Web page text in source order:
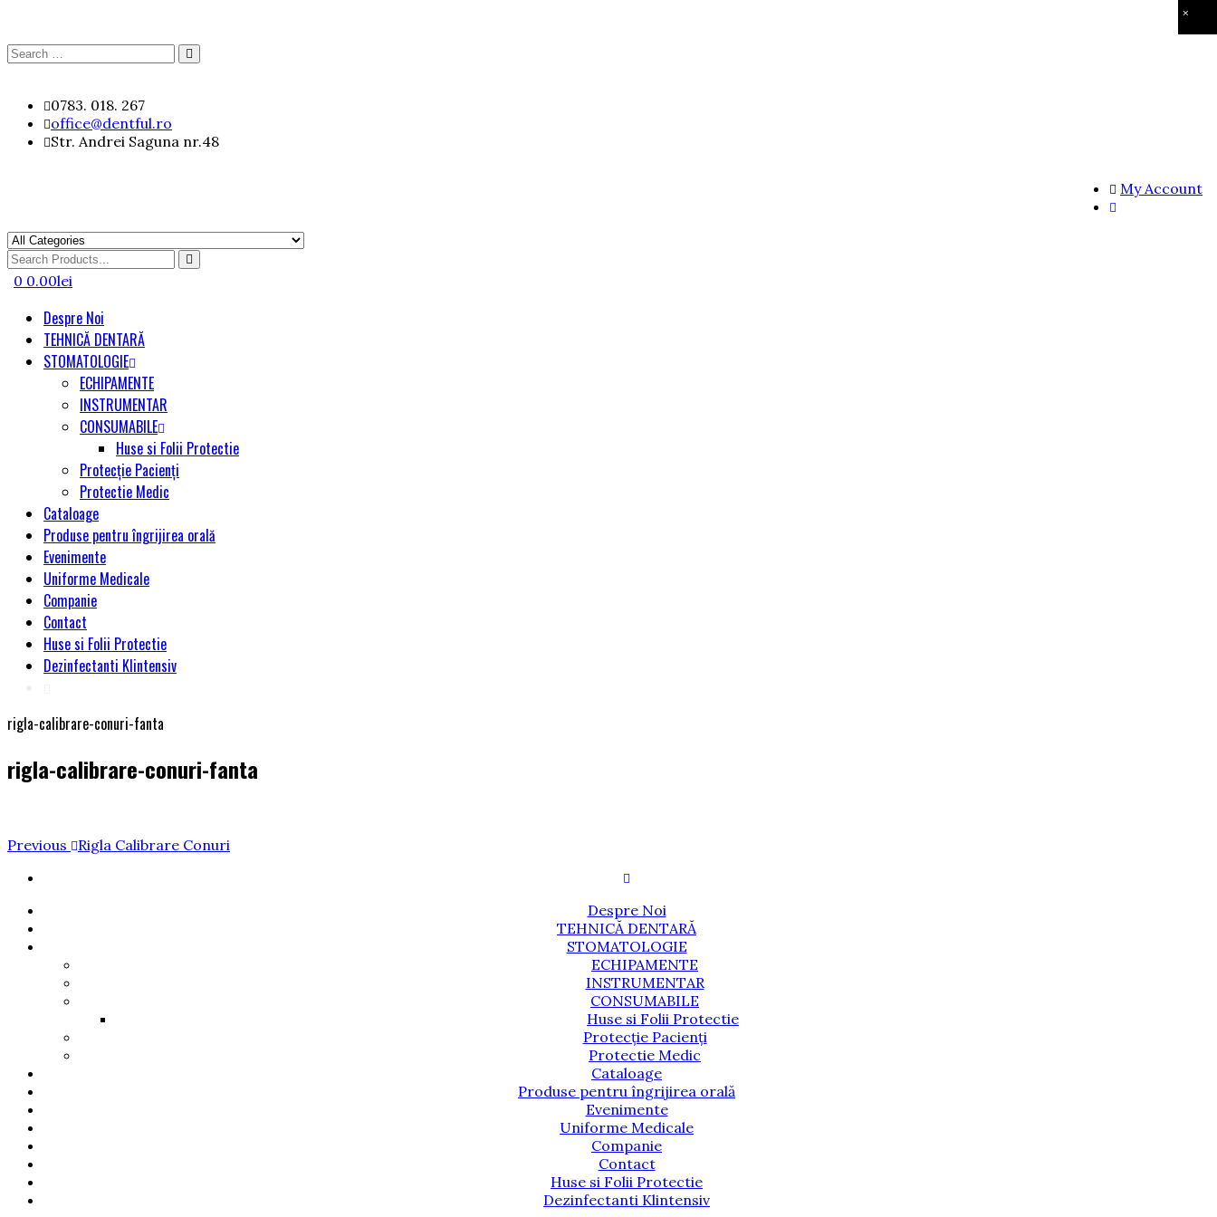
×
Search
content
0783. 018. 267
office@dentful.ro
Str. Andrei Saguna nr.48
My Account
Search
for
0 0.00lei
Despre Noi
TEHNICĂ DENTARĂ
STOMATOLOGIE
ECHIPAMENTE
INSTRUMENTAR
CONSUMABILE
Huse si Folii Protectie
Protecție Pacienți
Protectie Medic
Cataloage
Produse pentru îngrijirea orală
Evenimente
Uniforme Medicale
Companie
Contact
Huse si Folii Protectie
Dezinfectanti Klintensiv
rigla-calibrare-conuri-fanta
rigla-calibrare-conuri-fanta
Navigare
articole
Previous
Previous Rigla Calibrare Conuri
Despre Noi
TEHNICĂ DENTARĂ
STOMATOLOGIE
ECHIPAMENTE
INSTRUMENTAR
CONSUMABILE
Huse si Folii Protectie
Protecție Pacienți
Protectie Medic
Cataloage
Produse pentru îngrijirea orală
Evenimente
Uniforme Medicale
Companie
Contact
Huse si Folii Protectie
Dezinfectanti Klintensiv